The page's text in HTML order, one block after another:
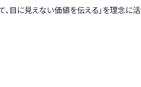
目に見えない価値を伝える」を理念に活